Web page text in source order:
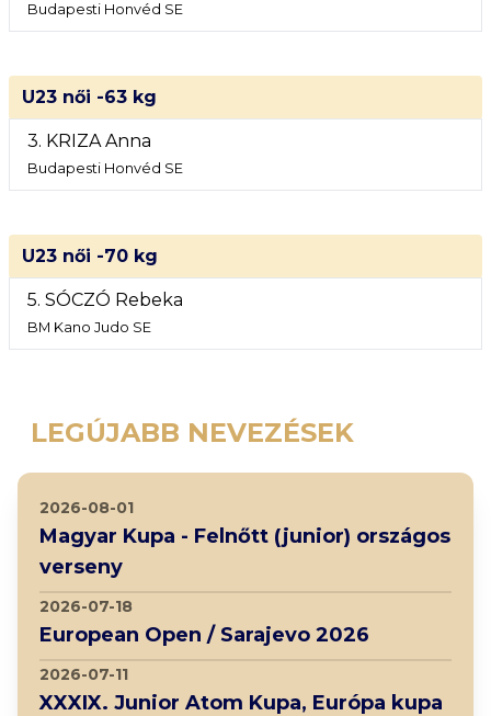
Budapesti Honvéd SE
U23 női -63 kg
3. KRIZA Anna
Budapesti Honvéd SE
U23 női -70 kg
5. SÓCZÓ Rebeka
BM Kano Judo SE
LEGÚJABB NEVEZÉSEK
2026-08-01
Magyar Kupa - Felnőtt (junior) országos
verseny
2026-07-18
European Open / Sarajevo 2026
2026-07-11
XXXIX. Junior Atom Kupa, Európa kupa